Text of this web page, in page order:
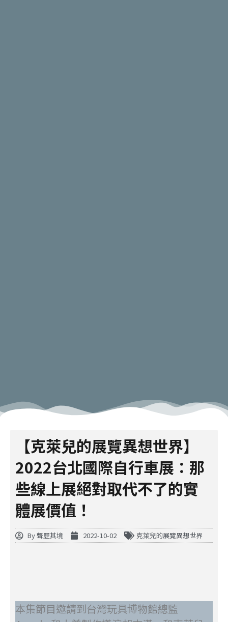
【克萊兒的展覽異想世界】
2022台北國際自行車展：那
些線上展絕對取代不了的實
體展價值！
By聲歷其境 2022-10-02 克萊兒的展覽異想世界
本集節目邀請到台灣玩具博物館總監